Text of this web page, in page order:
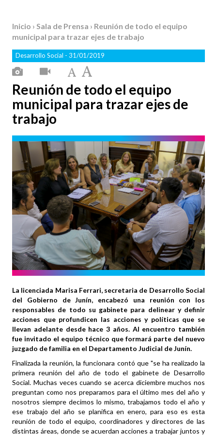
Inicio › Sala de Prensa › Reunión de todo el equipo
municipal para trazar ejes de trabajo
Desarrollo Social - 31/01/2019
Reunión de todo el equipo
municipal para trazar ejes de
trabajo
La licenciada Marisa Ferrari, secretaria de Desarrollo Social
del Gobierno de Junín, encabezó una reunión con los
responsables de todo su gabinete para delinear y definir
acciones que profundicen las acciones y políticas que se
llevan adelante desde hace 3 años. Al encuentro también
fue invitado el equipo técnico que formará parte del nuevo
juzgado de familia en el Departamento Judicial de Junín.
Finalizada la reunión, la funcionara contó que "se ha realizado la
primera reunión del año de todo el gabinete de Desarrollo
Social. Muchas veces cuando se acerca diciembre muchos nos
preguntan como nos preparamos para el último mes del año y
nosotros siempre decimos lo mismo, trabajamos todo el año y
ese trabajo del año se planifica en enero, para eso es esta
reunión de todo el equipo, coordinadores y directores de las
distintas áreas, donde se acuerdan acciones a trabajar juntos y